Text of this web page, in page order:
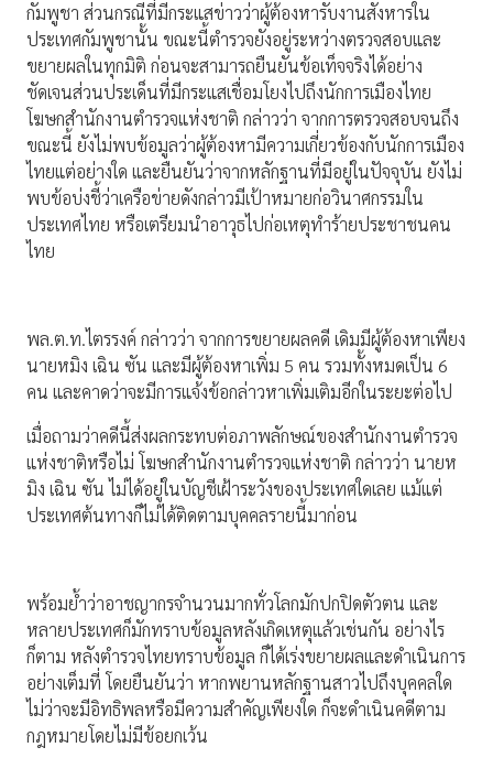
กัมพูชา ส่วนกรณีที่มีกระแสข่าวว่าผู้ต้องหารับงานสังหารใน
ประเทศกัมพูชานั้น ขณะนี้ตำรวจยังอยู่ระหว่างตรวจสอบและ
ขยายผลในทุกมิติ ก่อนจะสามารถยืนยันข้อเท็จจริงได้อย่าง
ชัดเจนส่วนประเด็นที่มีกระแสเชื่อมโยงไปถึงนักการเมืองไทย
โฆษกสำนักงานตำรวจแห่งชาติ กล่าวว่า จากการตรวจสอบจนถึง
ขณะนี้ ยังไม่พบข้อมูลว่าผู้ต้องหามีความเกี่ยวข้องกับนักการเมือง
ไทยแต่อย่างใด และยืนยันว่าจากหลักฐานที่มีอยู่ในปัจจุบัน ยังไม่
พบข้อบ่งชี้ว่าเครือข่ายดังกล่าวมีเป้าหมายก่อวินาศกรรมใน
ประเทศไทย หรือเตรียมนำอาวุธไปก่อเหตุทำร้ายประชาชนคน
ไทย
พล.ต.ท.ไตรรงค์ กล่าวว่า จากการขยายผลคดี เดิมมีผู้ต้องหาเพียง
นายหมิง เฉิน ซัน และมีผู้ต้องหาเพิ่ม 5 คน รวมทั้งหมดเป็น 6
คน และคาดว่าจะมีการแจ้งข้อกล่าวหาเพิ่มเติมอีกในระยะต่อไป
เมื่อถามว่าคดีนี้ส่งผลกระทบต่อภาพลักษณ์ของสำนักงานตำรวจ
แห่งชาติหรือไม่ โฆษกสำนักงานตำรวจแห่งชาติ กล่าวว่า นายห
มิง เฉิน ซัน ไม่ได้อยู่ในบัญชีเฝ้าระวังของประเทศใดเลย แม้แต่
ประเทศต้นทางก็ไม่ได้ติดตามบุคคลรายนี้มาก่อน
พร้อมย้ำว่าอาชญากรจำนวนมากทั่วโลกมักปกปิดตัวตน และ
หลายประเทศก็มักทราบข้อมูลหลังเกิดเหตุแล้วเช่นกัน อย่างไร
ก็ตาม หลังตำรวจไทยทราบข้อมูล ก็ได้เร่งขยายผลและดำเนินการ
อย่างเต็มที่ โดยยืนยันว่า หากพยานหลักฐานสาวไปถึงบุคคลใด
ไม่ว่าจะมีอิทธิพลหรือมีความสำคัญเพียงใด ก็จะดำเนินคดีตาม
กฎหมายโดยไม่มีข้อยกเว้น